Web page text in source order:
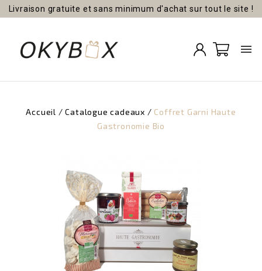
Livraison gratuite et sans minimum d'achat sur tout le site !

Accueil Catalogue cadeaux
Coffret Garni Haute
Gastronomie Bio